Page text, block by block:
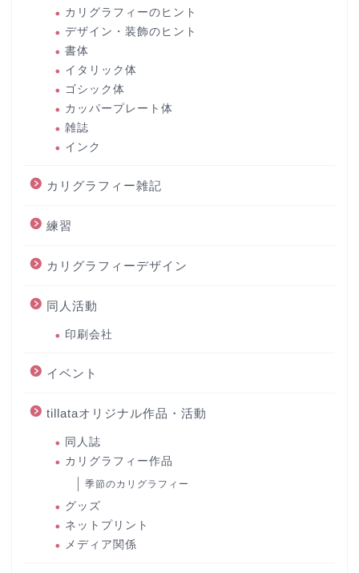
カリグラフィーのヒント
デザイン・装飾のヒント
書体
イタリック体
ゴシック体
カッパープレート体
雑誌
インク
カリグラフィー雑記
練習
カリグラフィーデザイン
同人活動
印刷会社
イベント
tillataオリジナル作品・活動
同人誌
カリグラフィー作品
季節のカリグラフィー
グッズ
ネットプリント
メディア関係